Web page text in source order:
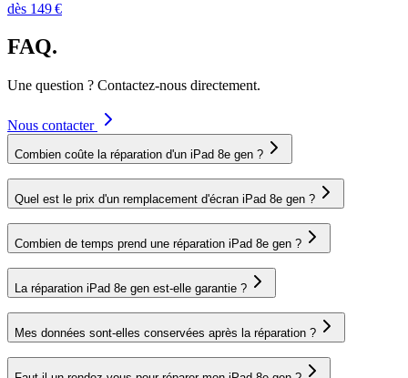
dès 149€
FAQ.
Une question ? Contactez-nous directement.
Nous contacter
Combien coûte la réparation d'un iPad 8e gen ?
Quel est le prix d'un remplacement d'écran iPad 8e gen ?
Combien de temps prend une réparation iPad 8e gen ?
La réparation iPad 8e gen est-elle garantie ?
Mes données sont-elles conservées après la réparation ?